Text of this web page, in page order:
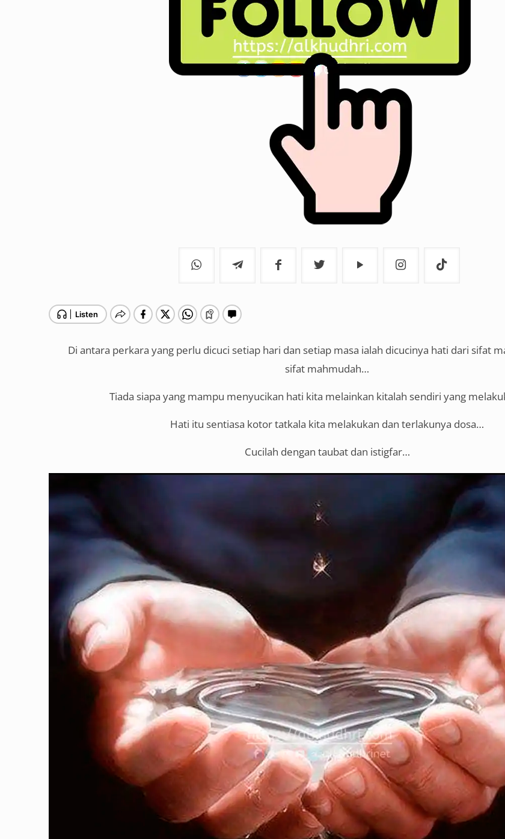
Di antara perkara yang perlu dicuci setiap hari dan setiap masa ialah dicucinya hati dari sifat
sifat mahmudah…
Tiada siapa yang mampu menyucikan hati kita melainkan kitalah sendiri yang
Hati itu sentiasa kotor tatkala kita melakukan dan terlakunya dosa…
Cucilah dengan taubat dan istigfar…